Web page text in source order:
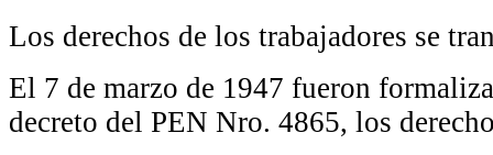
Los derechos de los trabajadores se
El 7 de marzo de 1947 fueron
decreto del PEN Nro. 4865, los